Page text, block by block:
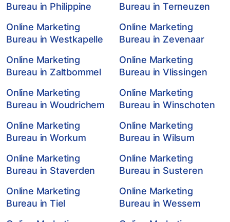
Bureau in Philippine
Bureau in Terneuzen
Online Marketing
Bureau in Westkapelle
Online Marketing
Bureau in Zevenaar
Online Marketing
Bureau in Zaltbommel
Online Marketing
Bureau in Vlissingen
Online Marketing
Bureau in Woudrichem
Online Marketing
Bureau in Winschoten
Online Marketing
Bureau in Workum
Online Marketing
Bureau in Wilsum
Online Marketing
Bureau in Staverden
Online Marketing
Bureau in Susteren
Online Marketing
Bureau in Tiel
Online Marketing
Bureau in Wessem